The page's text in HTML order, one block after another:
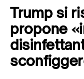
Tutti gli articoli
Chi siamo
Trump si
propone